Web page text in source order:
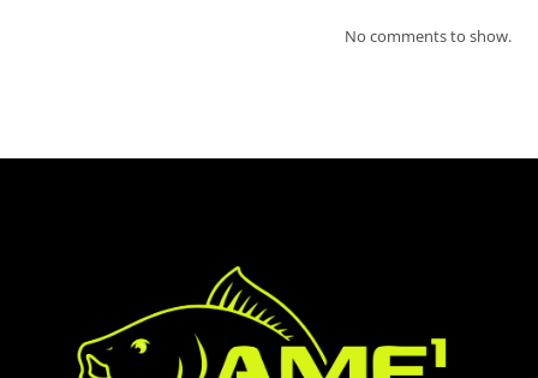
No comments to show.